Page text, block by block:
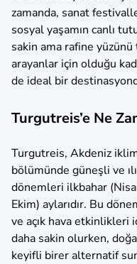
zamanda, sanat
sosyal yaşamın canlı
sakin ama rafine
arayanlar için olduğu
de ideal bir
Turgutreis’e Ne
Turgutreis, Akdeniz
bölümünde güneşli ve
dönemleri ilkbahar
Ekim) aylarıdır. Bu
ve açık hava etkinlikleri
daha sakin olurken,
keyifli birer alternatif